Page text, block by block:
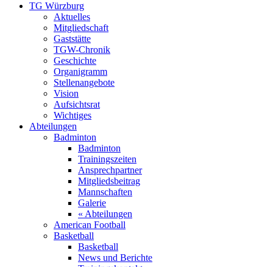
TG Würzburg
Aktuelles
Mitgliedschaft
Gaststätte
TGW-Chronik
Geschichte
Organigramm
Stellenangebote
Vision
Aufsichtsrat
Wichtiges
Abteilungen
Badminton
Badminton
Trainingszeiten
Ansprechpartner
Mitgliedsbeitrag
Mannschaften
Galerie
« Abteilungen
American Football
Basketball
Basketball
News und Berichte